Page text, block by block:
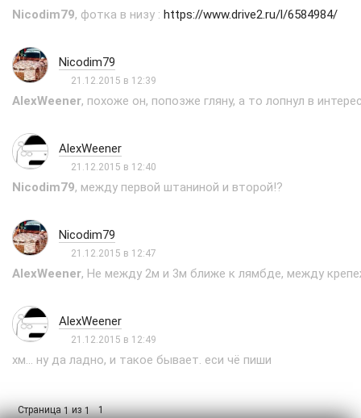
Nicodim79, фотка в низу : https://www.drive2.ru/l/6584984/
Nicodim79
21.12.2015 в 12:39
AlexWeener, похоже он, попозже гляну, а то лопнул в
AlexWeener
21.12.2015 в 12:40
Nicodim79, между первой штаниной и второй!?
Nicodim79
21.12.2015 в 12:47
AlexWeener, Не между 2м и 3м ближе к лямбде, между
AlexWeener
21.12.2015 в 12:49
хм... ну да ладно, и такое бывает. еси чё пиши
Страница1из1 1